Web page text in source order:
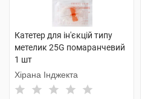
Катетер для ін'єкцій типу
метелик 25G помаранчевий
1 шт
Хірана Інджекта